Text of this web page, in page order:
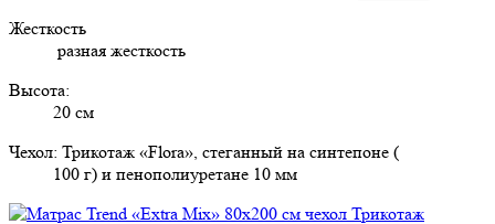
Жесткость
разная жесткость
Высота:
20 см
Чехол: Трикотаж «Flora», стеганный на синтепоне (
100 г) и пенополиуретане 10 мм